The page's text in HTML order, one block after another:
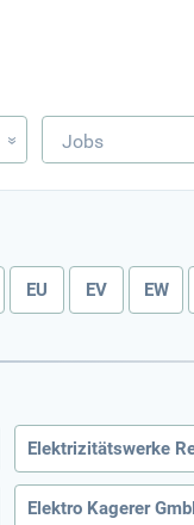
» Jobs
EU EV EW
Elektrizitätswerke
Elektro Kagerer